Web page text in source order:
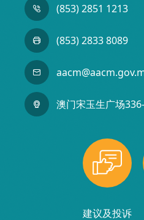
(853) 2851 1213
(853) 2833 8089
澳门宋玉生广场
建议及投诉